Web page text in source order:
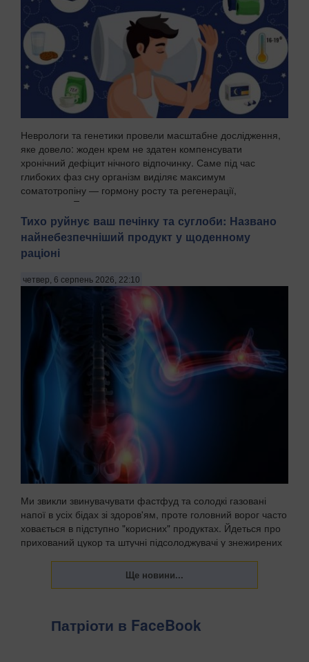
Неврологи та генетики провели масштабне дослідження,
яке довело: жоден крем не здатен компенсувати
хронічний дефіцит нічного відпочинку. Саме під час
глибоких фаз сну організм виділяє максимум
соматотропіну — гормону росту та регенерації,
передають Пат...
Тихо руйнує ваш печінку та суглоби: Названо
найнебезпечніший продукт у щоденному
раціоні
четвер, 6 серпень 2026, 22:10
Ми звикли звинувачувати фастфуд та солодкі газовані
напої в усіх бідах зі здоров'ям, проте головний ворог часто
ховається в підступно "корисних" продуктах. Йдеться про
прихований цукор та штучні підсолоджувачі у знежирених
Патріоти в FaceBook